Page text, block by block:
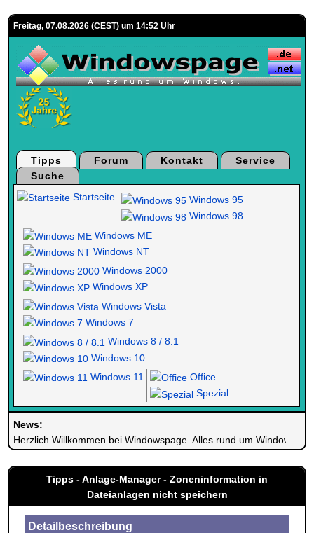
Freitag, 07.08.2026 (CEST) um 14:52 Uhr
Tipps Forum Kontakt
Service
Suche
Startseite
Windows 95
Windows 98
Windows ME
Windows NT
Windows 2000
Windows XP
Windows Vista
Windows 7
Windows 8 / 8.1
Windows 10
Windows 11
Office
Spezial
News:
Herzlich Willkommen bei Windowspage. Alles rund um Windows.
Tipps - Anlage-Manager - Zoneninformation in
Dateianlagen nicht speichern
Detailbeschreibung